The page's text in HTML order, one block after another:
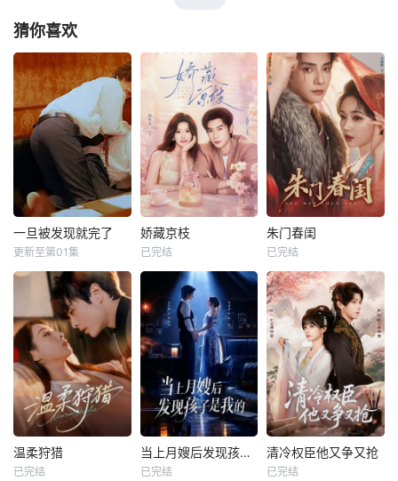
猜你喜欢
一旦被发现就完了
更新至第01集
娇藏京枝
已完结
朱门春闺
已完结
温柔狩猎
已完结
当上月嫂后发现孩子是我的
已完结
清冷权臣他又争又抢
已完结